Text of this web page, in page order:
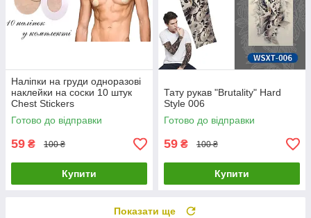
Наліпки на груди одноразові
наклейки на соски 10 штук
Chest Stickers
Готово до відправки
59 ₴ 100 ₴
Купити
Тату рукав "Brutality" Hard
Style 006
Готово до відправки
59 ₴ 100 ₴
Купити
Показати ще